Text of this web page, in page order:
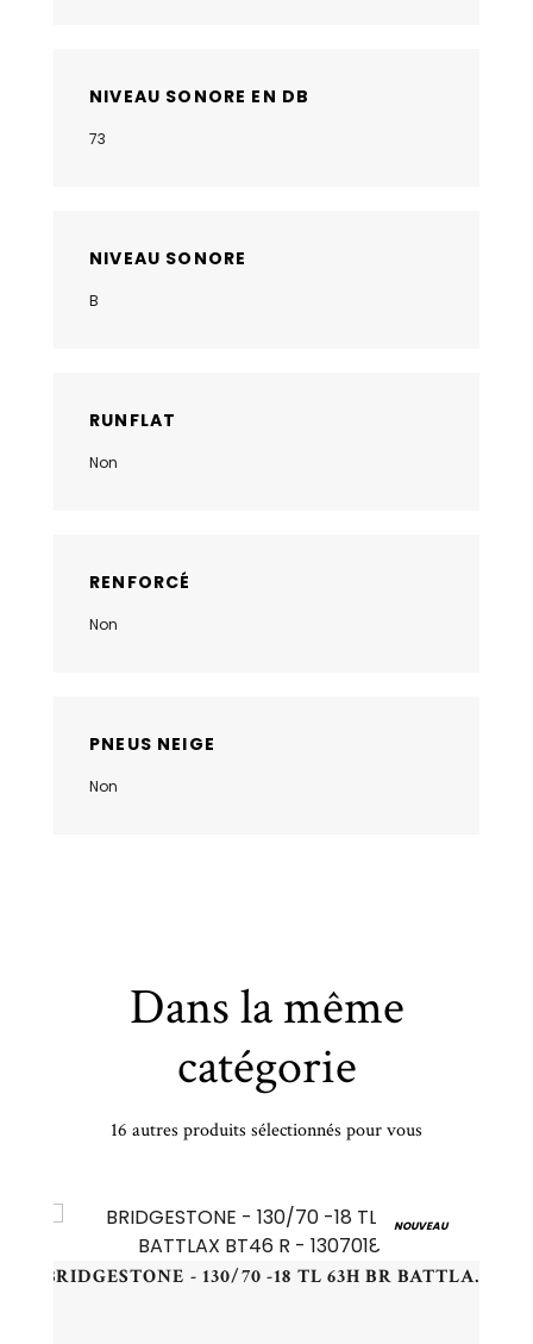
NIVEAU SONORE EN DB
73
NIVEAU SONORE
B
RUNFLAT
Non
RENFORCÉ
Non
PNEUS NEIGE
Non
Dans la même
catégorie
16 autres produits sélectionnés pour vous
NOUVEAU
BRIDGESTONE - 130/70 -18 TL 63H BR BATTLAX BT46 R - 1307018 -